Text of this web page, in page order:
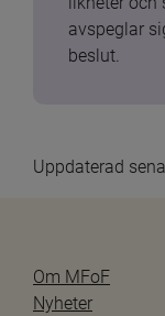
avspeglar
beslut.
Uppdaterad
Om MFoF
Nyheter